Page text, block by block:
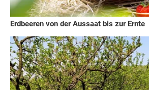
Erdbeeren von der Aussaat bis zur Ernte